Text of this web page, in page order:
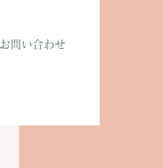
お問い合わせ